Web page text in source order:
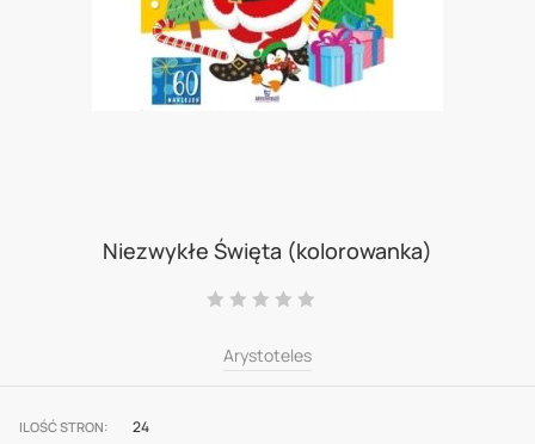
images
Niezwykłe Święta (kolorowanka)
Ocena:
Arystoteles
ILOŚĆ STRON 24